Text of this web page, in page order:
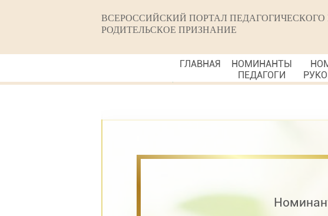
ВСЕРОССИЙСКИЙ ПОРТАЛ ПЕДАГОГИЧЕСКОГО
РОДИТЕЛЬСКОЕ ПРИЗНАНИЕ
ГЛАВНАЯ
НОМИНАНТЫ
ПЕДАГОГИ